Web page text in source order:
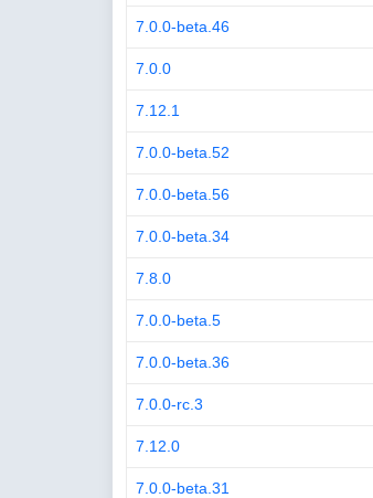
7.0.0-beta.46
7.0.0
7.12.1
7.0.0-beta.52
7.0.0-beta.56
7.0.0-beta.34
7.8.0
7.0.0-beta.5
7.0.0-beta.36
7.0.0-rc.3
7.12.0
7.0.0-beta.31